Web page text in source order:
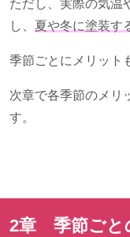
ただし、実際の気温
し、 夏や冬に塗装す
季節ごとにメリット
次章で各季節のメリ
す。
2章 季節ごと